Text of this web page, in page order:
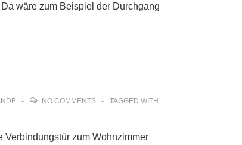
wäre zum Beispiel der Durchgang
NO COMMENTS
TAGGED WITH
Verbindungstür zum Wohnzimmer